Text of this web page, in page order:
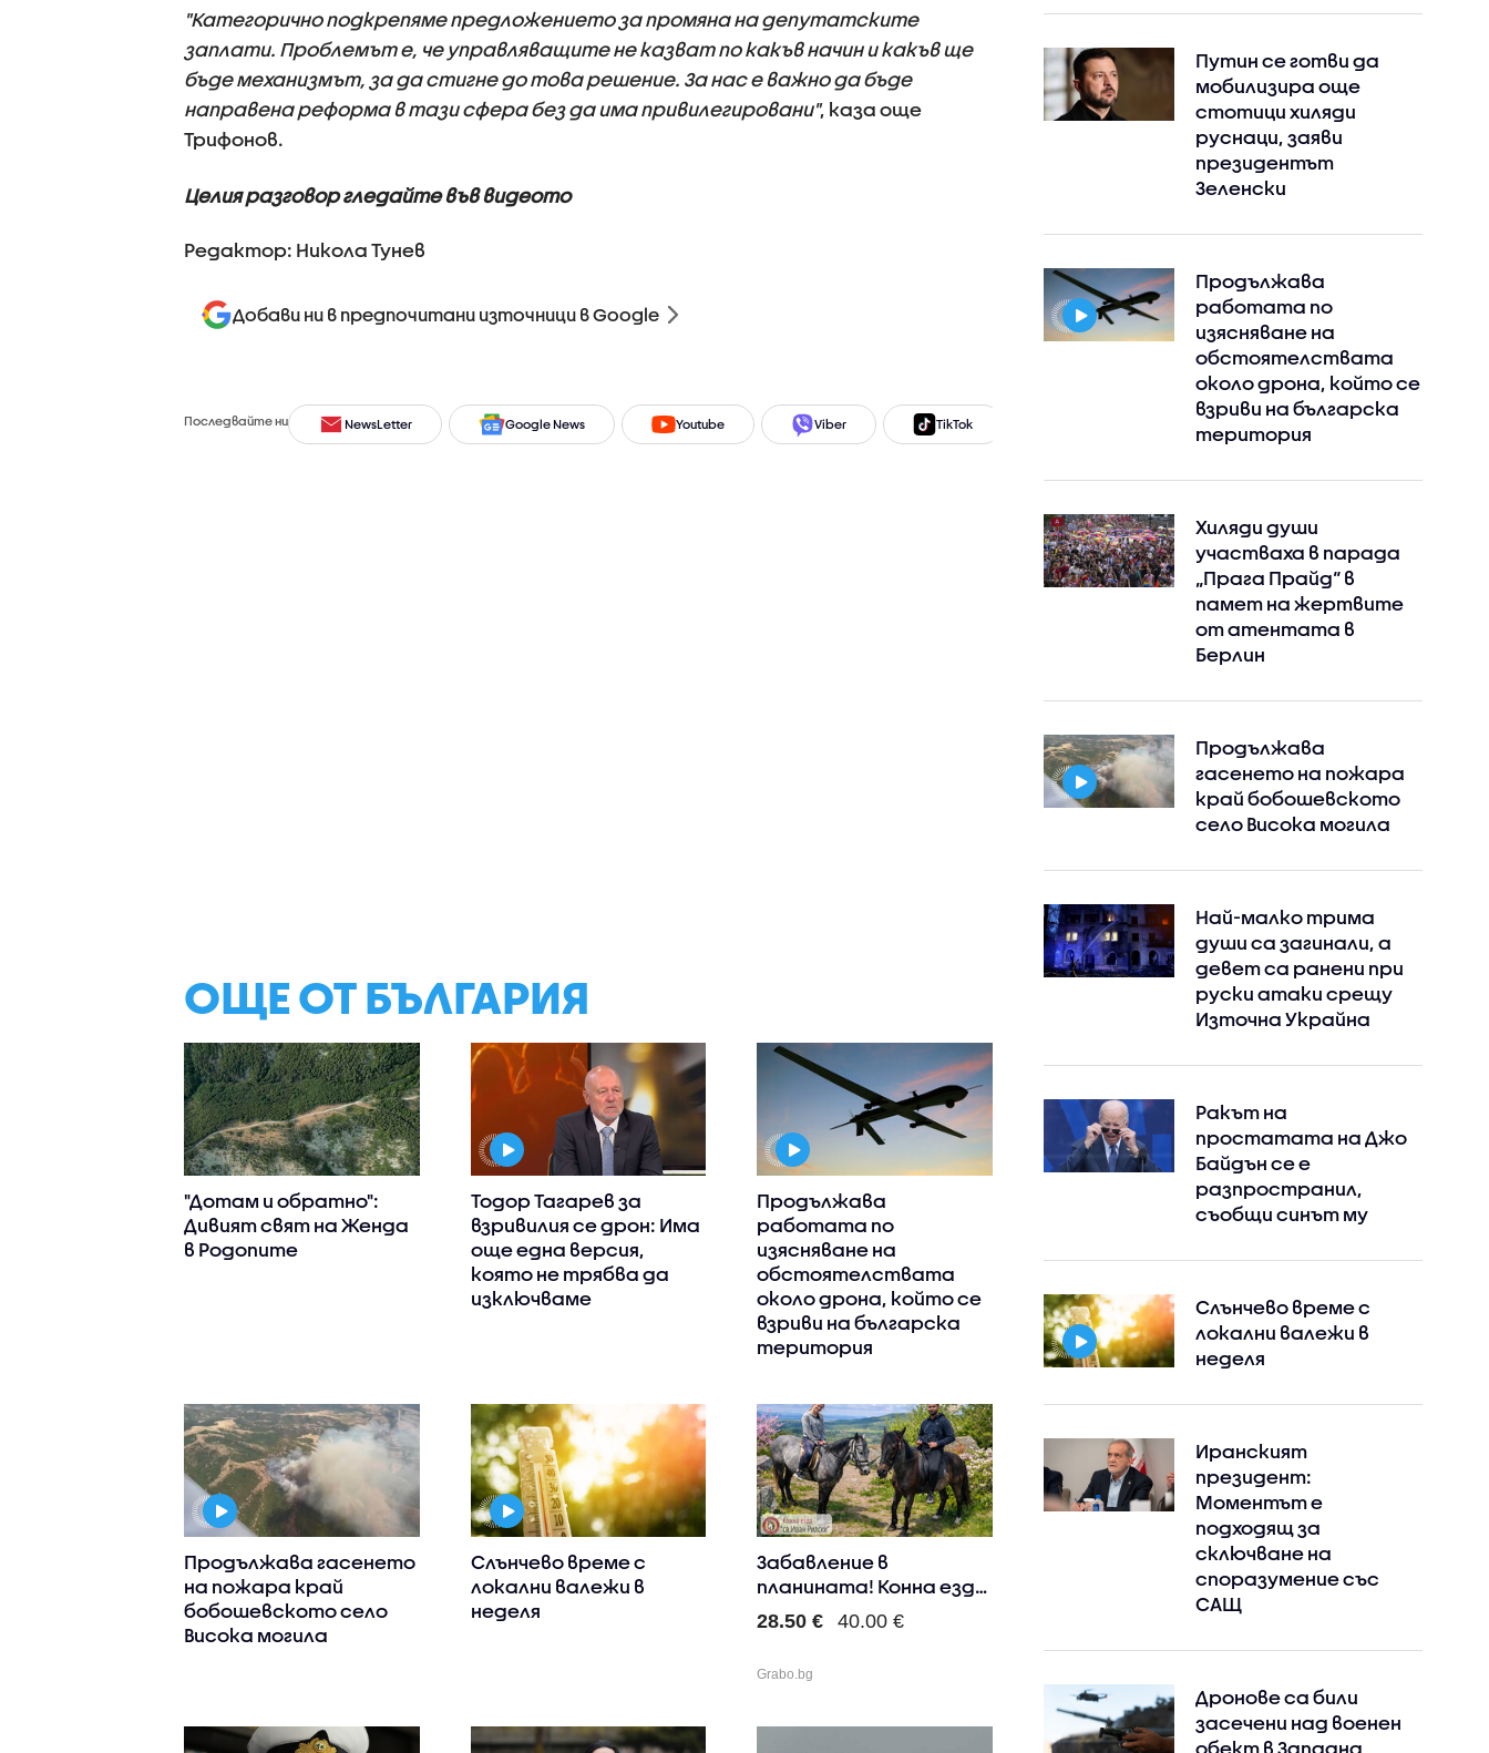
"Категорично подкрепяме предложението за промяна на депутатските
заплати. Проблемът е, че управляващите не казват по какъв начин и какъв ще
бъде механизмът, за да стигне до това решение. За нас е важно да бъде
направена реформа в тази сфера без да има привилегировани", каза още
Трифонов.
Целия разговор гледайте във видеото
Редактор: Никола Тунев
Добави ни в предпочитани източници в Google
Последвайте ни NewsLetter Google News Youtube Viber TikTok Facebook
ОЩЕ ОТ БЪЛГАРИЯ
"Дотам и обратно":
Дивият свят на Женда
в Родопите
Тодор Тагарев за
взривилия се дрон: Има
още една версия,
която не трябва да
изключваме
Продължава
работата по
изясняване на
обстоятелствата
около дрона, който се
взриви на българска
територия
Продължава гасенето
на пожара край
бобошевското село
Висока могила
Слънчево време с
локални валежи в
неделя
Забавление в
планината! Конна езда
в полите ..
28.50 € 40.00 €
Grabo.bg
Путин се готви да
мобилизира още
стотици хиляди
руснаци, заяви
президентът
Зеленски
Продължава
работата по
изясняване на
обстоятелствата
около дрона, който се
взриви на българска
територия
Хиляди души
участваха в парада
„Прага Прайд“ в
памет на жертвите
от атентата в
Берлин
Продължава
гасенето на пожара
край бобошевското
село Висока могила
Най-малко трима
души са загинали, а
девет са ранени при
руски атаки срещу
Източна Украйна
Ракът на
простатата на Джо
Байдън се е
разпространил,
съобщи синът му
Слънчево време с
локални валежи в
неделя
Иранският
президент:
Моментът е
подходящ за
сключване на
споразумение със
САЩ
Дронове са били
засечени над военен
обект в Западна